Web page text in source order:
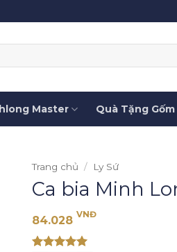
Master Quà Tặng
Trang chủ / Ly Sứ
Ca bia Minh
84.028 VNĐ